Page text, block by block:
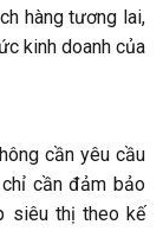
hàng tương lai,
kinh doanh của
cần yêu cầu
cần đảm bảo
siêu thị theo kế